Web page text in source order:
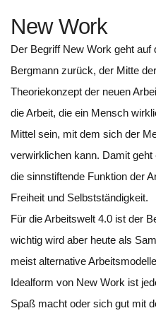
New Work
Der Begriff New Work geht auf
Bergmann zurück, der Mitte
Theoriekonzept der neuen
die Arbeit, die ein Mensch
Mittel sein, mit dem sich der
verwirklichen kann. Damit
die sinnstiftende Funktion der
Freiheit und Selbstständigkeit.
Für die Arbeitswelt 4.0 ist der
wichtig wird aber heute als
meist alternative
Idealform von New Work ist
Spaß macht oder sich gut mit